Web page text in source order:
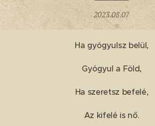
2023.08.07
Ha gyógyulsz belül,
Gyógyul a Föld,
Ha szeretsz befelé,
Az kifelé is nő.